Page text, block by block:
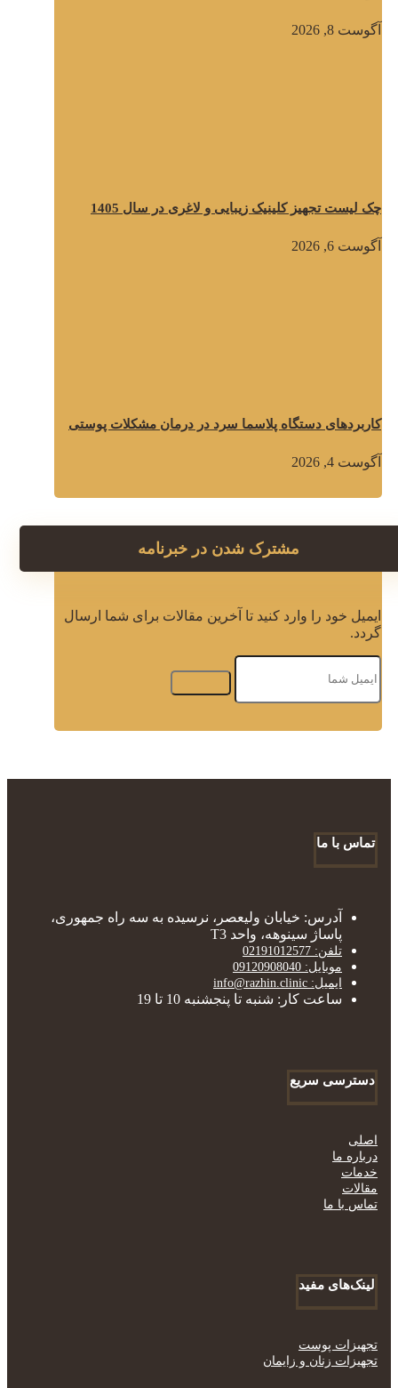
آگوست 8, 2026
چک لیست تجهیز کلینیک زیبایی و لاغری در سال 1405
آگوست 6, 2026
کاربردهای دستگاه پلاسما سرد در درمان مشکلات پوستی
آگوست 4, 2026
مشترک شدن در خبرنامه
ایمیل خود را وارد کنید تا آخرین مقالات برای شما ارسال
گردد.
تماس با ما
آدرس: خیابان ولیعصر، نرسیده به سه راه جمهوری،
پاساژ سینوهه، واحد T3
تلفن: 02191012577
موبایل: 09120908040
ایمیل: info@razhin.clinic
ساعت کار: شنبه تا پنجشنبه 10 تا 19
دسترسی سریع
اصلی
درباره ما
خدمات
مقالات
تماس با ما
لینک‌های مفید
تجهیزات پوست
تجهیزات زنان و زایمان